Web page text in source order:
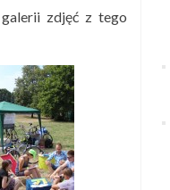
zdjęć z tego